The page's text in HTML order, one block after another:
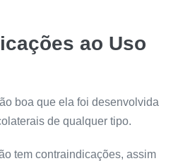
ao Uso
boa que ela foi desenvolvida
de qualquer tipo.
tem contraindicações, assim